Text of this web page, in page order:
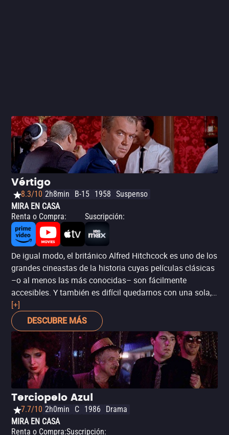
Vértigo
8.3/10 2h8min B-15 1958 Suspenso
MIRA EN CASA
Renta o Compra: Suscripción:
De igual modo, el británico Alfred Hitchcock es uno de los
grandes cineastas de la historia cuyas películas clásicas
–o al menos las más conocidas– son fácilmente
accesibles. Y también es difícil quedarnos con una sola,
desde ‘Ventana indiscreta’ a ‘Psicosis’, todas son obras
maestras. Pero para esta lista elegimos ‘Vértigo’, una de
sus obras temáticamente más ambiciosas,
incomprendida en su momento pero hoy considerada
una de las mejores películas de la historia.
[+]
DESCUBRE MÁS
Terciopelo Azul
7.7/10 2h0min C 1986
Drama
MIRA EN CASA
Renta o Compra:Suscripción: